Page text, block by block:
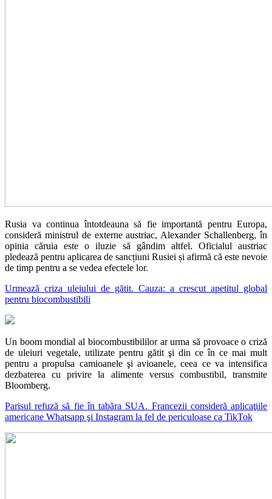
Rusia va continua întotdeauna să fie importantă pentru Europa,
consideră ministrul de externe austriac, Alexander Schallenberg, în
opinia căruia este o iluzie să gândim altfel. Oficialul austriac
pledează pentru aplicarea de sancțiuni Rusiei și afirmă că este nevoie
de timp pentru a se vedea efectele lor.
Urmează criza uleiului de gătit. Cauza: a crescut apetitul global
pentru biocombustibili
Un boom mondial al biocombustibililor ar urma să provoace o criză
de uleiuri vegetale, utilizate pentru gătit şi din ce în ce mai mult
pentru a propulsa camioanele şi avioanele, ceea ce va intensifica
dezbaterea cu privire la alimente versus combustibil, transmite
Bloomberg.
Parisul refuză să fie în tabăra SUA. Francezii consideră aplicaţiile
americane Whatsapp şi Instagram la fel de periculoase ca TikTok